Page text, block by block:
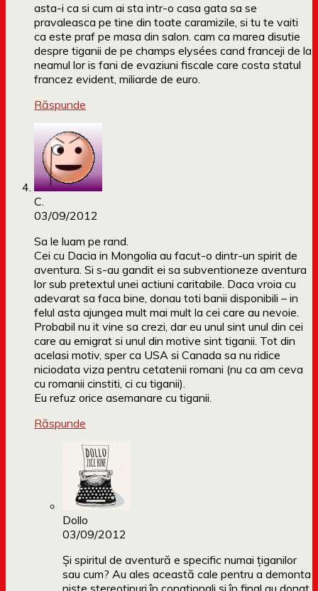
asta-i ca si cum ai sta intr-o casa gata sa se
pravaleasca pe tine din toate caramizile, si tu te vaiti
ca este praf pe masa din salon. cam ca marea disutie
despre tiganii de pe champs elysées cand franceji de la
neamul lor is fani de evaziuni fiscale care costa statul
francez evident, miliarde de euro.
Răspunde
C.
03/09/2012
Sa le luam pe rand.
Cei cu Dacia in Mongolia au facut-o dintr-un spirit de
aventura. Si s-au gandit ei sa subventioneze aventura
lor sub pretextul unei actiuni caritabile. Daca vroia cu
adevarat sa faca bine, donau toti banii disponibili – in
felul asta ajungea mult mai mult la cei care au nevoie.
Probabil nu it vine sa crezi, dar eu unul sint unul din cei
care au emigrat si unul din motive sint tiganii. Tot din
acelasi motiv, sper ca USA si Canada sa nu ridice
niciodata viza pentru cetatenii romani (nu ca am ceva
cu romanii cinstiti, ci cu tiganii).
Eu refuz orice asemanare cu tiganii.
Răspunde
Dollo
03/09/2012
Și spiritul de aventură e specific numai țiganilor
sau cum? Au ales această cale pentru a demonta